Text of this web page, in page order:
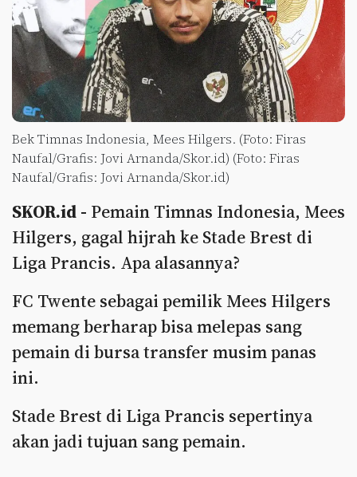
Bek Timnas Indonesia, Mees Hilgers. (Foto: Firas
Naufal/Grafis: Jovi Arnanda/Skor.id) (Foto: Firas
Naufal/Grafis: Jovi Arnanda/Skor.id)
SKOR.id - Pemain Timnas Indonesia, Mees
Hilgers, gagal hijrah ke Stade Brest di
Liga Prancis. Apa alasannya?
FC Twente sebagai pemilik Mees Hilgers
memang berharap bisa melepas sang
pemain di bursa transfer musim panas
ini.
Stade Brest di Liga Prancis sepertinya
akan jadi tujuan sang pemain.